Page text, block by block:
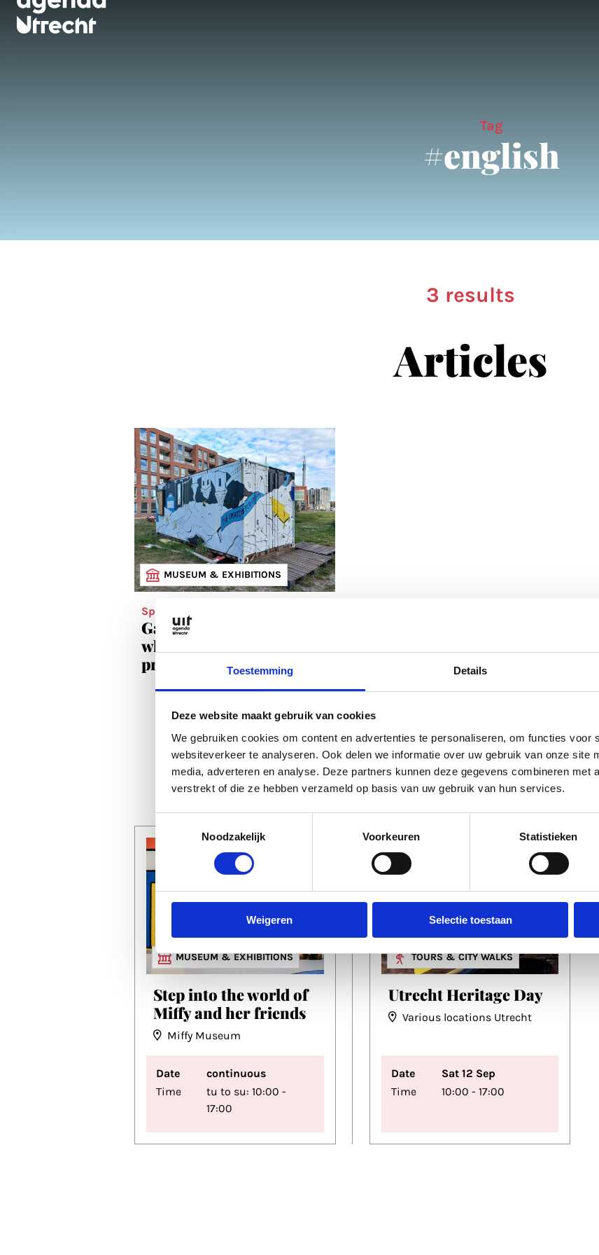
Toestemming Details
Deze website maakt gebruik van cookies
We gebruiken cookies om content en advertenties te personaliseren, om functies voor
websiteverkeer te analyseren. Ook delen we informatie over uw gebruik van onze site
media, adverteren en analyse. Deze partners kunnen deze gegevens combineren met
verstrekt of die ze hebben verzameld op basis van uw gebruik van hun services.
Noodzakelijk
Voorkeuren Statistieken
Weigeren Selectie toestaan
Tag
#english
3 results
Articles
MUSEUM & EXHIBITIONS
Spotlight
Galleries & art spaces
where English is no
problem
Calendar
MUSEUM & EXHIBITIONS
Step into the world of
Miffy and her friends
Miffy Museum
Date
continuous
Time
tu to su: 10:00 -
17:00
FESTIVALS
TOURS & CITY WALKS
Utrecht Heritage Day
Various locations Utrecht
Date
Sat 12 Sep
Time
10:00 - 17:00